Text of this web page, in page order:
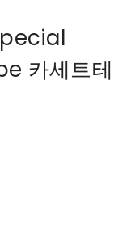
카세트테